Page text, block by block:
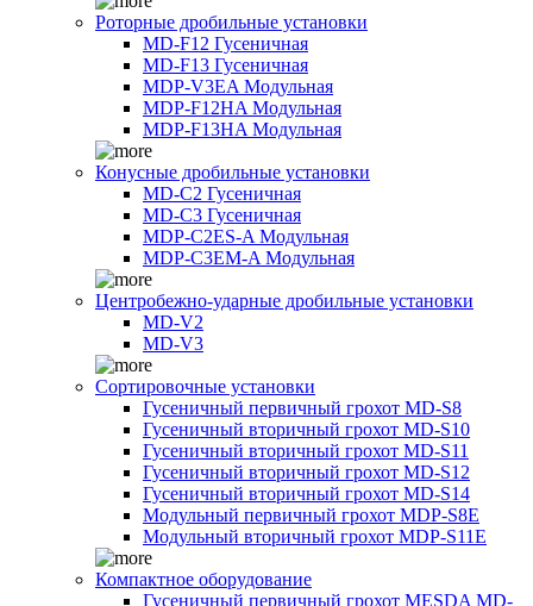
Роторные дробильные установки
MD-F12 Гусеничная
MD-F13 Гусеничная
MDP-V3EA Модульная
MDP-F12HA Модульная
MDP-F13HA Модульная
Конусные дробильные установки
MD-C2 Гусеничная
MD-C3 Гусеничная
MDP-C2ES-A Модульная
MDP-C3EM-A Модульная
Центробежно-ударные дробильные установки
MD-V2
MD-V3
Сортировочные установки
Гусеничный первичный грохот MD-S8
Гусеничный вторичный грохот MD-S10
Гусеничный вторичный грохот MD-S11
Гусеничный вторичный грохот MD-S12
Гусеничный вторичный грохот MD-S14
Модульный первичный грохот MDP-S8E
Модульный вторичный грохот MDP-S11E
Компактное оборудование
Гусеничный первичный грохот MESDA MD-